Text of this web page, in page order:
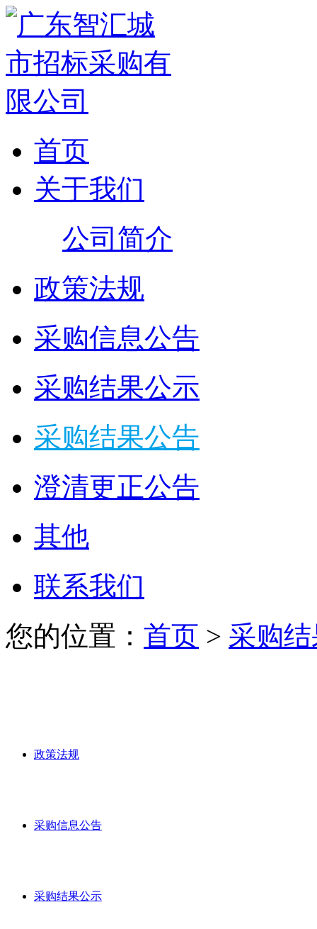
首页
关于我们
公司简介
政策法规
采购信息公告
采购结果公示
采购结果公告
澄清更正公告
其他
联系我们
您的位置： 首页 > 采购
政策法规
采购信息公告
采购结果公示